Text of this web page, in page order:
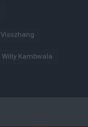
Visszhang
Willy Kambwala